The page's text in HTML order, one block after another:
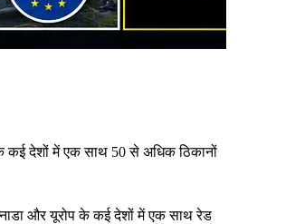
कई देशों में एक साथ 50 से अधिक ठिकानों
और यूरोप के कई देशों में एक साथ रेड